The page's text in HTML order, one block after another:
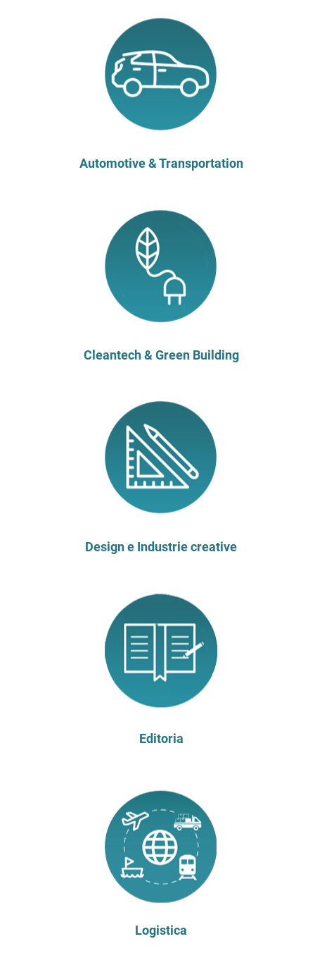
Automotive & Transportation
Cleantech & Green Building
Design e Industrie creative
Editoria
Logistica